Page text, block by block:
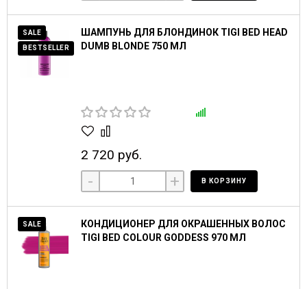
SALE
BESTSELLER
ШАМПУНЬ ДЛЯ БЛОНДИНОК TIGI BED HEAD
DUMB BLONDE 750 МЛ
2 720 руб.
- + В КОРЗИНУ
SALE
КОНДИЦИОНЕР ДЛЯ ОКРАШЕННЫХ ВОЛОС
TIGI BED COLOUR GODDESS 970 МЛ